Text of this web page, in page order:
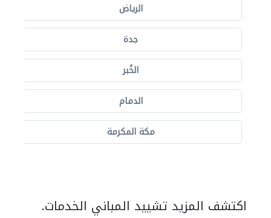
الرياض
جدة
الخُبر
الدمام
مكة المكرمة
اكتشف المزيد تشييد المباني الخدمات.